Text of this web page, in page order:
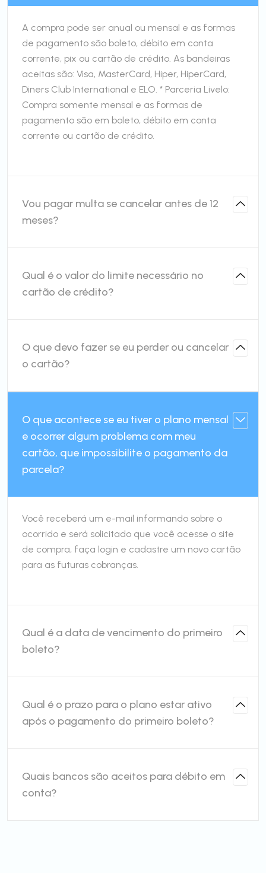
A compra pode ser anual ou mensal e as formas
de pagamento são boleto, débito em conta
corrente, pix ou cartão de crédito. As bandeiras
aceitas são: Visa, MasterCard, Hiper, HiperCard,
Diners Club International e ELO. * Parceria Livelo:
Compra somente mensal e as formas de
pagamento são em boleto, débito em conta
corrente ou cartão de crédito.
Vou pagar multa se cancelar antes de 12
meses?
Qual é o valor do limite necessário no
cartão de crédito?
O que devo fazer se eu perder ou cancelar
o cartão?
O que acontece se eu tiver o plano mensal
e ocorrer algum problema com meu
cartão, que impossibilite o pagamento da
parcela?
Você receberá um e-mail informando sobre o
ocorrido e será solicitado que você acesse o site
de compra, faça login e cadastre um novo cartão
para as futuras cobranças.
Qual é a data de vencimento do primeiro
boleto?
Qual é o prazo para o plano estar ativo
após o pagamento do primeiro boleto?
Quais bancos são aceitos para débito em
conta?